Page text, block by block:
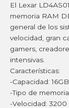
El Lexar
memoria RAM
general de los
velocidad, gran
gamers,
intensivas.
Características:
-Capacidad: 16GB
-Tipo de
-Velocidad: